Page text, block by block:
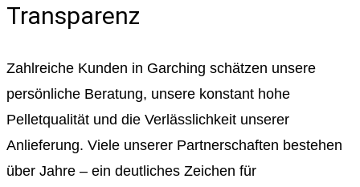
Transparenz
Zahlreiche Kunden in Garching schätzen unsere
persönliche Beratung, unsere konstant hohe
Pelletqualität und die Verlässlichkeit unserer
Anlieferung. Viele unserer Partnerschaften bestehen
über Jahre – ein deutliches Zeichen für